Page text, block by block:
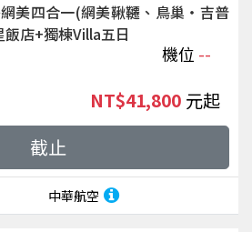
網美四合一(網美鞦韆、鳥巢‧吉普
店+獨棟Villa五日
機位 --
中華航空
NT$41,800 起
截止